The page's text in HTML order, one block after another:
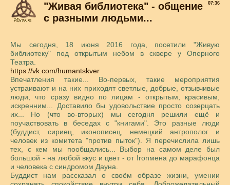
07:36
"Живая библиотека" - общение
с разными людьми...
Мы сегодня, 18 июня 2016 года, посетили "Живую
библиотеку" под открытым небом в сквере у Оперного
Театра.
https://vk.com/humantskver
Впечатления такие... Во-первых, такие мероприятия
устраивают и на них приходят светлые, добрые, отзывчивые
люди, что сразу видно по лицам - открытым, красивым,
искренним... Доставило бы удовольствие просто созерцать
их... Но (что во-вторых) мы сегодня решили ещё и
поучаствовать в беседах с "книгами". Это разные люди
(буддист, сириец, иконописец, немецкий антрополог и
человек из комитета "против пыток"). Я перечислила лишь
тех, с кем мы пообщались... Выбор на самом деле был
большой - на любой вкус и цвет - от Ironмена до марафонца
и человека с синдромом Дауна.
Буддист нам рассказал о своём образе жизни, умении